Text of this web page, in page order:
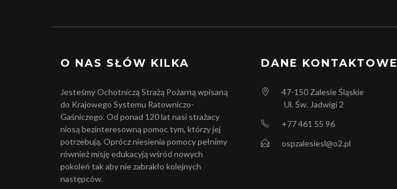
O NAS SŁÓW KILKA
Jesteśmy Ochotniczą Strażą Pożarną wpisaną
do Krajowego Systemu Ratowniczo-
Gaśniczego. Od ponad 120 lat nasi strażacy
niosą bezinteresowną pomoc tym, którzy jej
potrzebują. Oprócz niesienia pomocy pełnimy
również misję edukacyją wśród nowych
pokoleń tak aby nie zabrakło kolejnych
następców.
DANE KONTAKTOWE
47-150 Zalesie Śląskie
Ul. Św. Jadwigi 2
+77 461 55 96
ospzalesiesl@o2.pl